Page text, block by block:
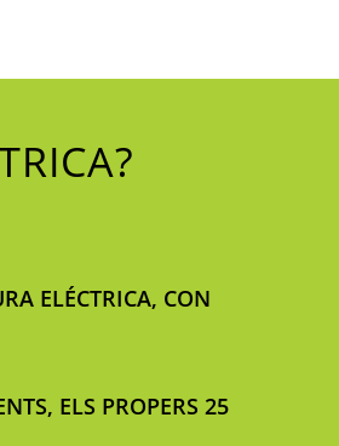
ELÉCTRICA, CON
ELS PROPERS 25